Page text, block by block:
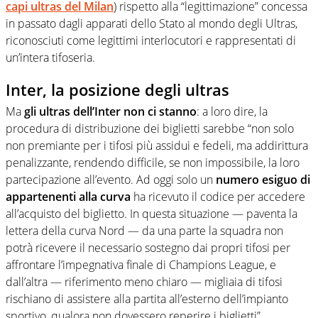
capi ultras del Milan) rispetto alla “legittimazione” concessa
in passato dagli apparati dello Stato al mondo degli Ultras,
riconosciuti come legittimi interlocutori e rappresentati di
un’intera tifoseria.
Inter, la posizione degli ultras
Magli ultras dell’Inter non ci stanno: a loro dire, la
procedura di distribuzione dei biglietti sarebbe “non solo
non premiante per i tifosi più assidui e fedeli, ma addirittura
penalizzante, rendendo difficile, se non impossibile, la loro
partecipazione all’evento. Ad oggi solo un numero esiguo di
appartenenti alla curva ha ricevuto il codice per accedere
all’acquisto del biglietto. In questa situazione — paventa la
lettera della curva Nord — da una parte la squadra non
potrà ricevere il necessario sostegno dai propri tifosi per
affrontare l’impegnativa finale di Champions League, e
dall’altra — riferimento meno chiaro — migliaia di tifosi
rischiano di assistere alla partita all’esterno dell’impianto